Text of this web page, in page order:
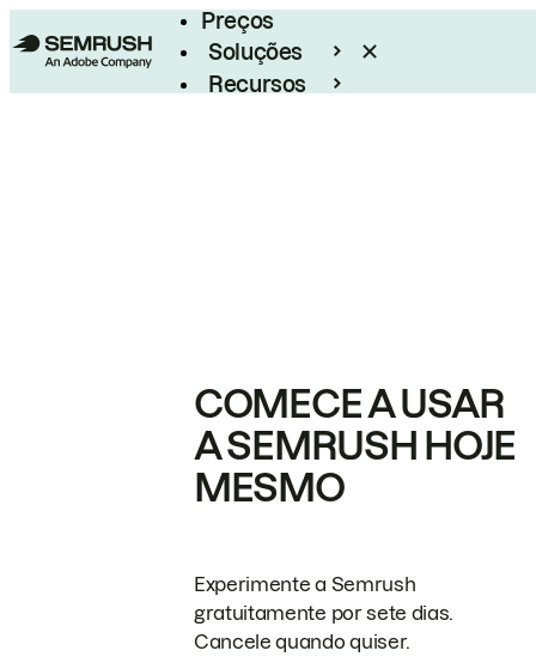
Preços
Soluções
Recursos
COMECE A USAR
A SEMRUSH HOJE
MESMO
Experimente a Semrush
gratuitamente por sete dias.
Cancele quando quiser.